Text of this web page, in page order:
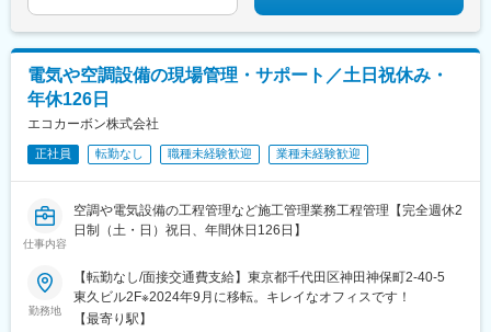
電気や空調設備の現場管理・サポート／土日祝休み・
年休126日
エコカーボン株式会社
正社員 転勤なし 職種未経験歓迎 業種未経験歓迎
仕事内容
空調や電気設備の工程管理など施工管理業務工程管理【完全週休2
日制（土・日）祝日、年間休日126日】
勤務地
【転勤なし/面接交通費支給】東京都千代田区神田神保町2-40-5
東久ビル2F※2024年9月に移転。キレイなオフィスです！
【最寄り駅】